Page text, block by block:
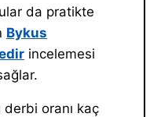
da pratikte
Bykus
incelemesi
oranı kaç